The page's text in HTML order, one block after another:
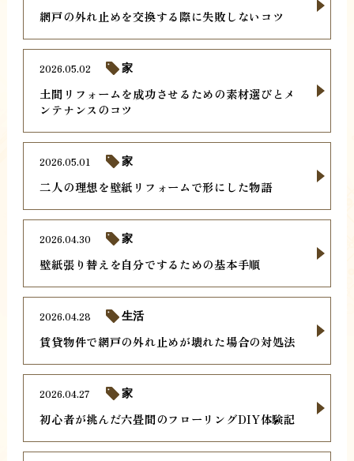
網戸の外れ止めを交換する際に失敗しないコツ
土間リフォームを成功させるための素材選びとメ
ンテナンスのコツ
2026.05.02 家
二人の理想を壁紙リフォームで形にした物語
2026.05.01 家
壁紙張り替えを自分でするための基本手順
2026.04.30 家
賃貸物件で網戸の外れ止めが壊れた場合の対処法
2026.04.28 生活
初心者が挑んだ六畳間のフローリングDIY体験記
2026.04.27 家